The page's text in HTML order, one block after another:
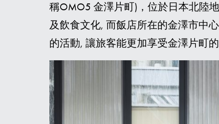
稱OMO5 金澤片町)，位於日本北陸
及飲食文化, 而飯店所在的金澤市中
的活動, 讓旅客能更加享受金澤片町